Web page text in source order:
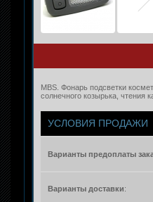
MBS. Фонарь подсветки
солнечного козырька, чтения
УСЛОВИЯ ПРОДАЖИ
Варианты предоплаты
Варианты доставки: